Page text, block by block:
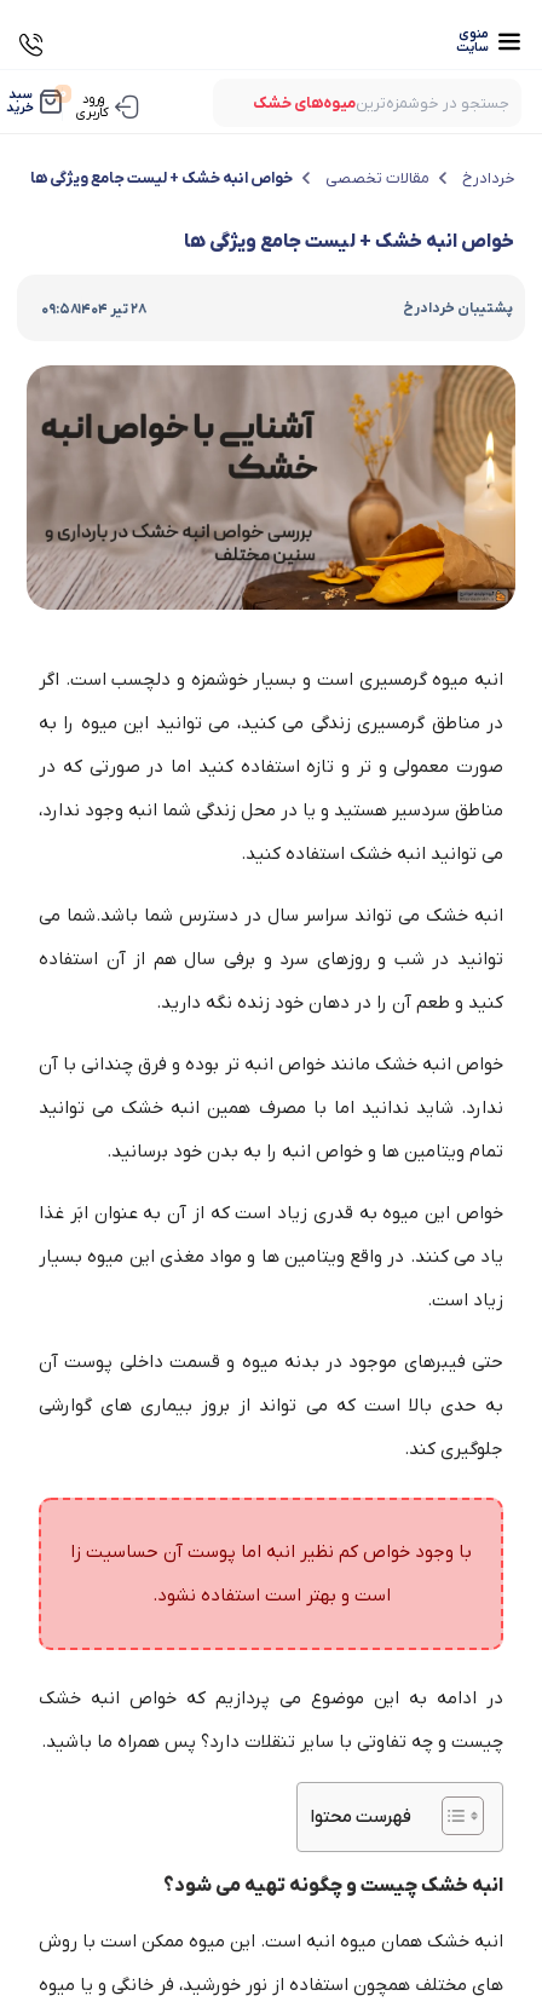
منوی
سایت
جستجو در خوشمزه‌ترینمیوه‌های خشک
لواشک‌های ارگانیک
ورود
کاربری
0 سبد
خرید
خردادرخ مقالات تخصصی خواص انبه خشک + لیست جامع ویژگی ها
خواص انبه خشک + لیست جامع ویژگی ها
پشتیبان خردادرخ 28 تیر 1404 |
09:58
انبه میوه گرمسیری است و بسیار خوشمزه و دلچسب است. اگر
در مناطق گرمسیری زندگی می کنید، می توانید این میوه را به
صورت معمولی و تر و تازه استفاده کنید اما در صورتی که در
مناطق سردسیر هستید و یا در محل زندگی شما انبه وجود ندارد،
می توانید انبه خشک استفاده کنید.
انبه خشک می تواند سراسر سال در دسترس شما باشد.شما می
توانید در شب و روزهای سرد و برفی سال هم از آن استفاده
کنید و طعم آن را در دهان خود زنده نگه دارید.
خواص انبه خشک مانند خواص انبه تر بوده و فرق چندانی با آن
ندارد. شاید ندانید اما با مصرف همین انبه خشک می توانید
تمام ویتامین ها و خواص انبه را به بدن خود برسانید.
خواص این میوه به قدری زیاد است که از آن به عنوان ابَر غذا
یاد می کنند. در واقع ویتامین ها و مواد مغذی این میوه بسیار
زیاد است.
حتی فیبرهای موجود در بدنه میوه و قسمت داخلی پوست آن
به حدی بالا است که می تواند از بروز بیماری های گوارشی
جلوگیری کند.
با وجود خواص کم نظیر انبه اما پوست آن حساسیت زا
است و بهتر است استفاده نشود.
در ادامه به این موضوع می پردازیم که خواص انبه خشک
چیست و چه تفاوتی با سایر تنقلات دارد؟ پس همراه ما باشید.
فهرست محتوا
انبه خشک چیست و چگونه تهیه می شود؟
انبه خشک همان میوه انبه است. این میوه ممکن است با روش
های مختلف همچون استفاده از نور خورشید، فر خانگی و یا میوه